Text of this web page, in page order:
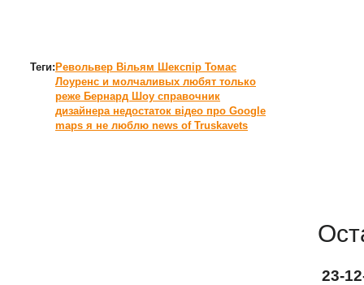
Теги: Револьвер Вільям Шекспір Томас
Лоуренс и молчаливых любят только
реже Бернард Шоу справочник
дизайнера недостаток відео про Google
maps я не люблю news of Truskavets
23-